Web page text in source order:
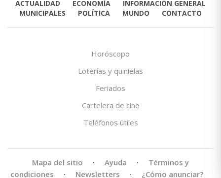
ACTUALIDAD ECONOMÍA
INFORMACIÓN GENERAL
MUNICIPALES
POLÍTICA MUNDO CONTACTO
Horóscopo
Loterías y quinielas
Feriados
Cartelera de cine
Teléfonos útiles
Mapa del sitio · Ayuda ·
Términos y
condiciones
· Newsletters · ¿Cómo anunciar?